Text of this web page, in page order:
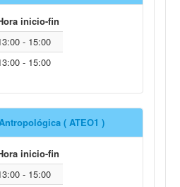
inicio-fin
- 15:00
- 15:00
( ATEO1 )
inicio-fin
- 15:00